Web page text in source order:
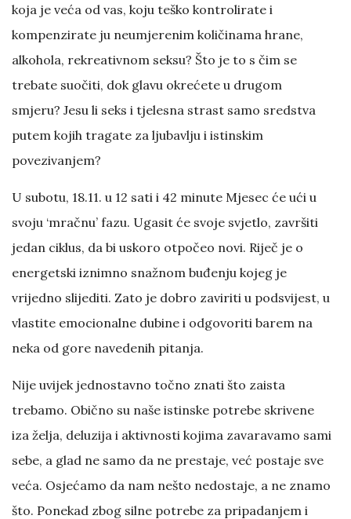
koja je veća od vas, koju teško kontrolirate i
kompenzirate ju neumjerenim količinama hrane,
alkohola, rekreativnom seksu? Što je to s čim se
trebate suočiti, dok glavu okrećete u drugom
smjeru? Jesu li seks i tjelesna strast samo sredstva
putem kojih tragate za ljubavlju i istinskim
povezivanjem?
U subotu, 18.11. u 12 sati i 42 minute Mjesec će ući u
svoju ‘mračnu’ fazu. Ugasit će svoje svjetlo, završiti
jedan ciklus, da bi uskoro otpočeo novi. Riječ je o
energetski iznimno snažnom buđenju kojeg je
vrijedno slijediti. Zato je dobro zaviriti u podsvijest, u
vlastite emocionalne dubine i odgovoriti barem na
neka od gore navedenih pitanja.
Nije uvijek jednostavno točno znati što zaista
trebamo. Obično su naše istinske potrebe skrivene
iza želja, deluzija i aktivnosti kojima zavaravamo sami
sebe, a glad ne samo da ne prestaje, već postaje sve
veća. Osjećamo da nam nešto nedostaje, a ne znamo
što. Ponekad zbog silne potrebe za pripadanjem i